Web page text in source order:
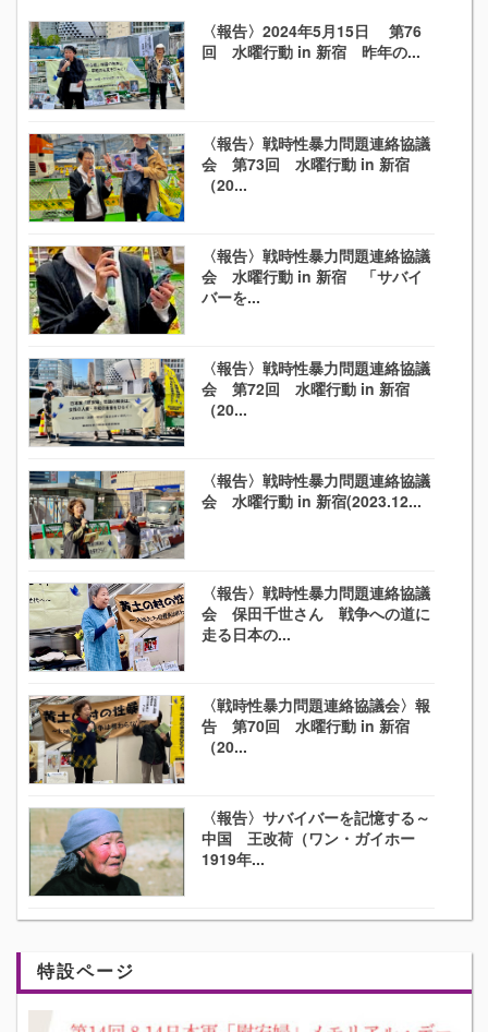
〈報告〉2024年5月15日 第76
回 水曜行動 in 新宿 昨年の...
〈報告〉戦時性暴力問題連絡協議
会 第73回 水曜行動 in 新宿
（20...
〈報告〉戦時性暴力問題連絡協議
会 水曜行動 in 新宿 「サバイ
バーを...
〈報告〉戦時性暴力問題連絡協議
会 第72回 水曜行動 in 新宿
（20...
〈報告〉戦時性暴力問題連絡協議
会 水曜行動 in 新宿(2023.12...
〈報告〉戦時性暴力問題連絡協議
会 保田千世さん 戦争への道に
走る日本の...
〈戦時性暴力問題連絡協議会〉報
告 第70回 水曜行動 in 新宿
（20...
〈報告〉サバイバーを記憶する～
中国 王改荷（ワン・ガイホー
1919年...
特設ページ